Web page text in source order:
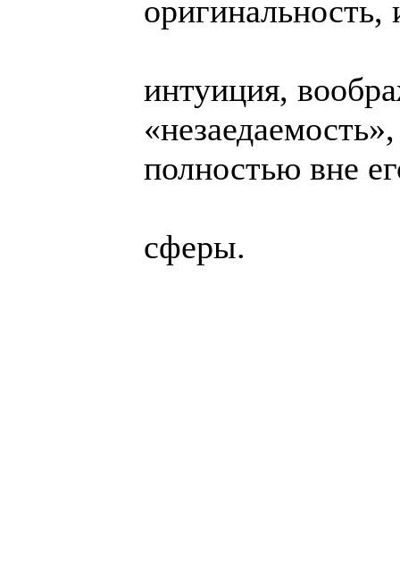
оригинальность,
интуиция,
полностью вне
сферы.